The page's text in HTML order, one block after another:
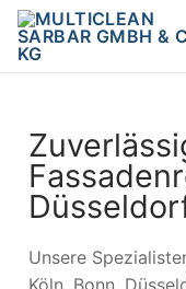
Unsere
Köln, Bonn,